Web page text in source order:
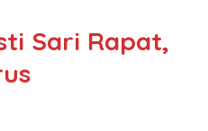
Sari Rapat,